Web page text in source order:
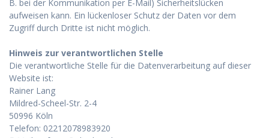
B. bei der Kommunikation per E-Mail) Sicherheitslücken
aufweisen kann. Ein lückenloser Schutz der Daten vor dem
Zugriff durch Dritte ist nicht möglich.
Hinweis zur verantwortlichen Stelle
Die verantwortliche Stelle für die Datenverarbeitung auf dieser
Website ist:
Rainer Lang
Mildred-Scheel-Str. 2-4
50996 Köln
Telefon: 02212078983920